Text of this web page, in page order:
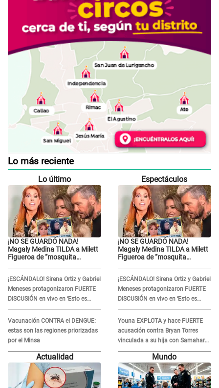
Lo más reciente
Lo último
¡NO SE GUARDÓ NADA!
Magaly Medina TILDA a Milett
Figueroa de “mosquita
Marcelo Tinelli en TV argentina
¡ESCÁNDALO! Sirena Ortiz y Gabriel
Meneses protagonizaron FUERTE
DISCUSIÓN en vivo en ‘Esto es
Guerra’: “Ya no quiero...”
Vacunación CONTRA el DENGUE:
estas son las regiones priorizadas
por el Minsa
Espectáculos
¡NO SE GUARDÓ NADA!
Magaly Medina TILDA a Milett
Figueroa de “mosquita
Marcelo Tinelli en TV argentina
¡ESCÁNDALO! Sirena Ortiz y Gabriel
Meneses protagonizaron FUERTE
DISCUSIÓN en vivo en ‘Esto es
Guerra’: “Ya no quiero...”
Youna EXPLOTA y hace FUERTE
acusación contra Bryan Torres
vinculada a su hija con Samahara
Lobatón: "Le volvió a..."
Actualidad Mundo